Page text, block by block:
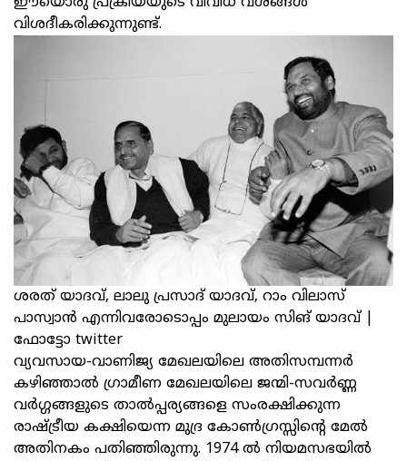
വിശദീകരിക്കുന്നുണ്ട്.
ശരത് യാദവ്, ലാലു പ്രസാദ്‌ യാദവ്, റാം വിലാസ്
പാസ്വാന്‍ എന്നിവരോടൊപ്പം മുലായം സിങ് യാദവ് |
ഫോട്ടോ twitter
വ്യവസായ-വാണിജ്യ മേഖലയിലെ അതിസമ്പന്നര്‍
കഴിഞ്ഞാല്‍ ഗ്രാമീണ മേഖലയിലെ ജന്മി-സവര്‍ണ്ണ
വര്‍ഗ്ഗങ്ങളുടെ താല്‍പ്പര്യങ്ങളെ സംരക്ഷിക്കുന്ന
രാഷ്ട്രീയ കക്ഷിയെന്ന മുദ്ര കോണ്‍ഗ്രസ്സിന്റെ മേല്‍
അതിനകം പതിഞ്ഞിരുന്നു. 1974 ല്‍ നിയമസഭയില്‍